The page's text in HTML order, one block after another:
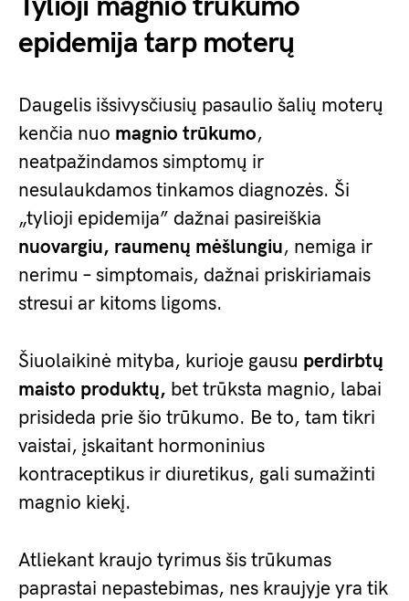
epidemija tarp moterų
Daugelis išsivysčiusių pasaulio šalių moterų
kenčia nuo magnio trūkumo,
neatpažindamos simptomų ir
nesulaukdamos tinkamos diagnozės. Ši
„tylioji epidemija” dažnai pasireiškia
nuovargiu, raumenų mėšlungiu, nemiga ir
nerimu – simptomais, dažnai priskiriamais
stresui ar kitoms ligoms.
Šiuolaikinė mityba, kurioje gausu perdirbtų
maisto produktų, bet trūksta magnio, labai
prisideda prie šio trūkumo. Be to, tam tikri
vaistai, įskaitant hormoninius
kontraceptikus ir diuretikus, gali sumažinti
magnio kiekį.
Atliekant kraujo tyrimus šis trūkumas
paprastai nepastebimas, nes kraujyje yra tik